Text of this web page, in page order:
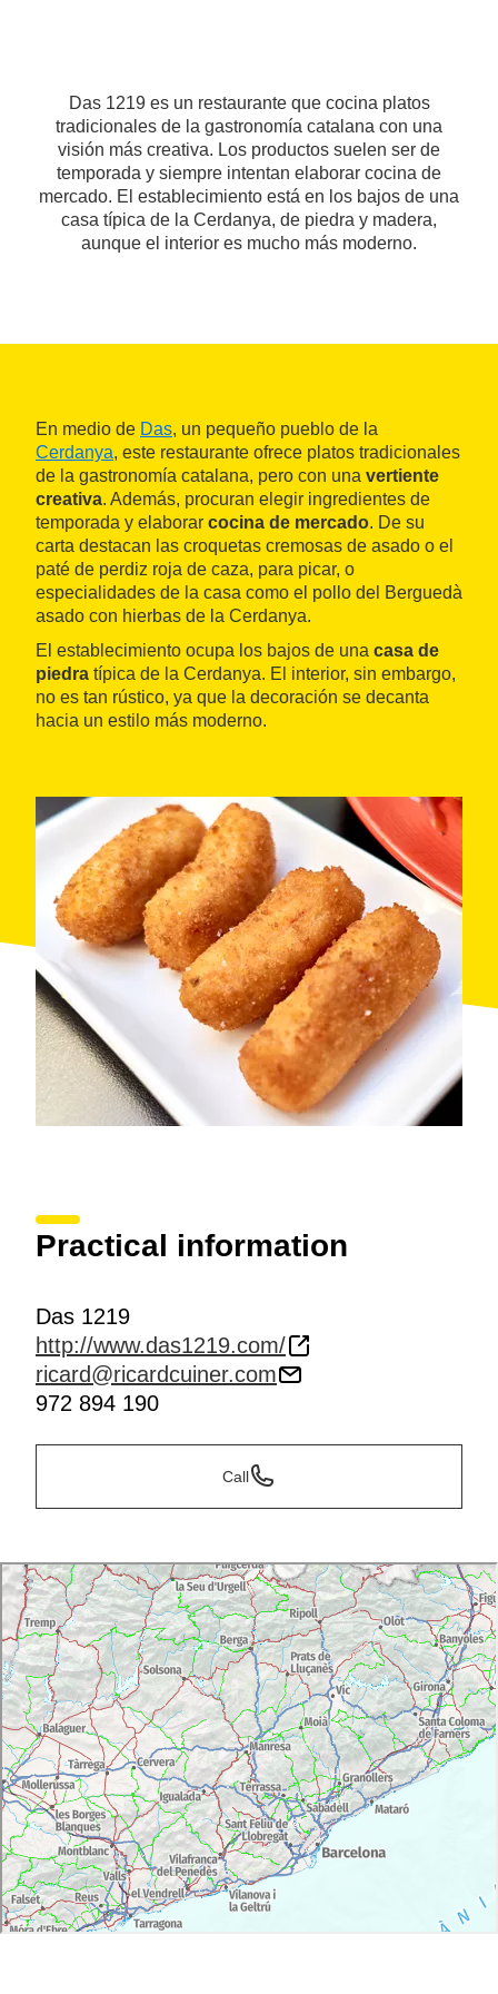
Das 1219 es un restaurante que cocina platos
tradicionales de la gastronomía catalana con una
visión más creativa. Los productos suelen ser de
temporada y siempre intentan elaborar cocina de
mercado. El establecimiento está en los bajos de una
casa típica de la Cerdanya, de piedra y madera,
aunque el interior es mucho más moderno.
En medio de Das, un pequeño pueblo de la
Cerdanya, este restaurante ofrece platos tradicionales
de la gastronomía catalana, pero con una vertiente
creativa. Además, procuran elegir ingredientes de
temporada y elaborar cocina de mercado. De su
carta destacan las croquetas cremosas de asado o el
paté de perdiz roja de caza, para picar, o
especialidades de la casa como el pollo del Berguedà
asado con hierbas de la Cerdanya.
El establecimiento ocupa los bajos de una casa de
piedra típica de la Cerdanya. El interior, sin embargo,
no es tan rústico, ya que la decoración se decanta
hacia un estilo más moderno.
Practical information
Das 1219
http://www.das1219.com/
ricard@ricardcuiner.com
972 894 190
Call